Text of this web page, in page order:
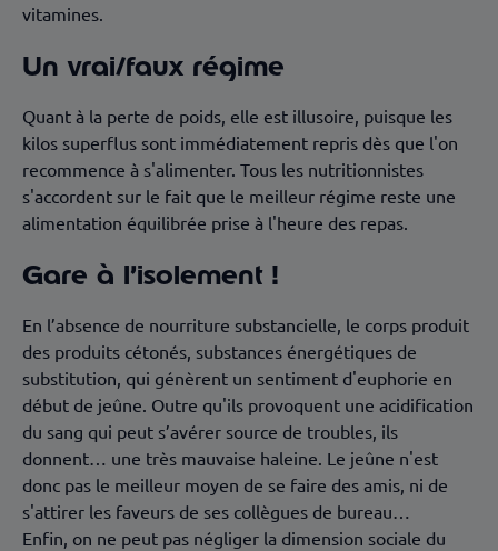
vitamines.
Un vrai/faux régime
Quant à la perte de poids, elle est illusoire, puisque les
kilos superflus sont immédiatement repris dès que l'on
recommence à s'alimenter. Tous les nutritionnistes
s'accordent sur le fait que le meilleur régime reste une
alimentation équilibrée prise à l'heure des repas.
Gare à l’isolement !
En l’absence de nourriture substancielle, le corps produit
des produits cétonés, substances énergétiques de
substitution, qui génèrent un sentiment d'euphorie en
début de jeûne. Outre qu'ils provoquent une acidification
du sang qui peut s’avérer source de troubles, ils
donnent… une très mauvaise haleine. Le jeûne n'est
donc pas le meilleur moyen de se faire des amis, ni de
s'attirer les faveurs de ses collègues de bureau…
Enfin, on ne peut pas négliger la dimension sociale du